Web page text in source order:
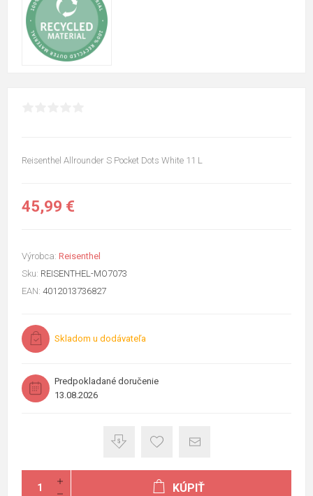
Reisenthel Allrounder S Pocket Dots White 11 L
45,99 €
Výrobca: Reisenthel
Sku: REISENTHEL-MO7073
EAN: 4012013736827
Skladom u dodávateľa
Predpokladané doručenie
13.08.2026
KÚPIŤ